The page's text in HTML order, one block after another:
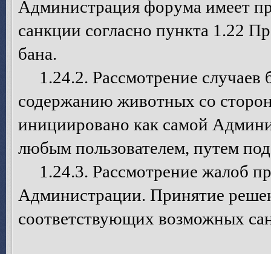
Администрация форума имеет
санкции согласно пункта 1.22
бана.
1.24.2. Рассмотрение случаев
содержанию животных со
инициировано как самой
любым пользователем, путем
1.24.3. Рассмотрение жалоб
Администрации. Принятие
соответствующих возможных